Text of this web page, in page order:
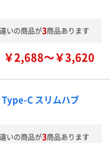
いの商品が3商品あります
￥2,688～￥3,620
C スリムハブ
いの商品が3商品あります